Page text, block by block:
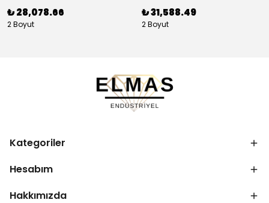
₺ 28,078.66
2 Boyut
₺ 31,588.49
2 Boyut
Kategoriler
Hesabım
Hakkımızda